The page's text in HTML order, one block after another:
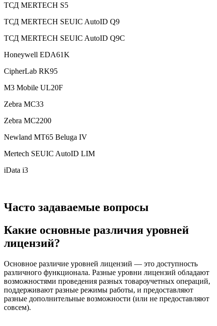
ТСД MERTECH S5
ТСД MERTECH SEUIC AutoID Q9
ТСД MERTECH SEUIC AutoID Q9C
Honeywell EDA61K
CipherLab RK95
M3 Mobile UL20F
Zebra MC33
Zebra МС2200
Newland MT65 Beluga IV
Mertech SEUIC AutoID LIM
iData i3
Часто задаваемые вопросы
Какие основные различия уровней
лицензий?
Основное различие уровней лицензий — это доступность
различного функционала. Разные уровни лицензий обладают
возможностями проведения разных товароучетных операций,
поддерживают разные режимы работы, и предоставляют
разные дополнительные возможности (или не предоставляют
совсем).